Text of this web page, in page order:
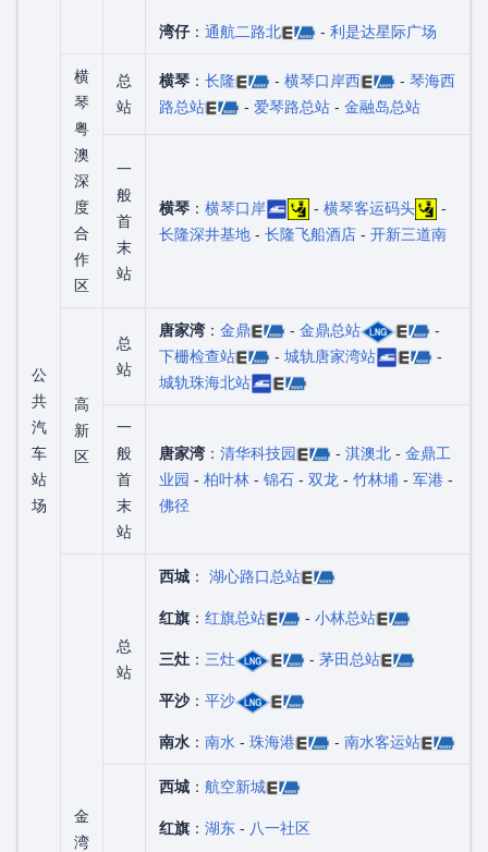
公
共
汽
车
站
场
湾仔 ： 通航二路北 - 利是达星际广场
横
琴
粤
澳
深
度
合
作
区
总
站
横琴 ： 长隆 - 横琴口岸西 - 琴海西
路总站
- 爱琴路总站 - 金融岛总站
一
般
首
末
站
横琴 ： 横琴口岸 - 横琴客运码头
-
长隆深井基地 - 长隆飞船酒店 - 开新三道南
高
新
区
总
站
唐家湾 ： 金鼎 - 金鼎总站
-
下栅检查站
- 城轨唐家湾站
-
城轨珠海北站
一
般
首
末
站
唐家湾 ： 清华科技园 - 淇澳北 - 金鼎工
业园 - 柏叶林 - 锦石 - 双龙 - 竹林埔 - 军港 -
佛径
金
湾
总
站
西城 ： 湖心路口总站
红旗 ： 红旗总站 - 小林总站
三灶 ： 三灶 - 茅田总站
平沙： 平沙
南水 ： 南水 - 珠海港 - 南水客运站
西城 ： 航空新城
红旗 ： 湖东 - 八一社区